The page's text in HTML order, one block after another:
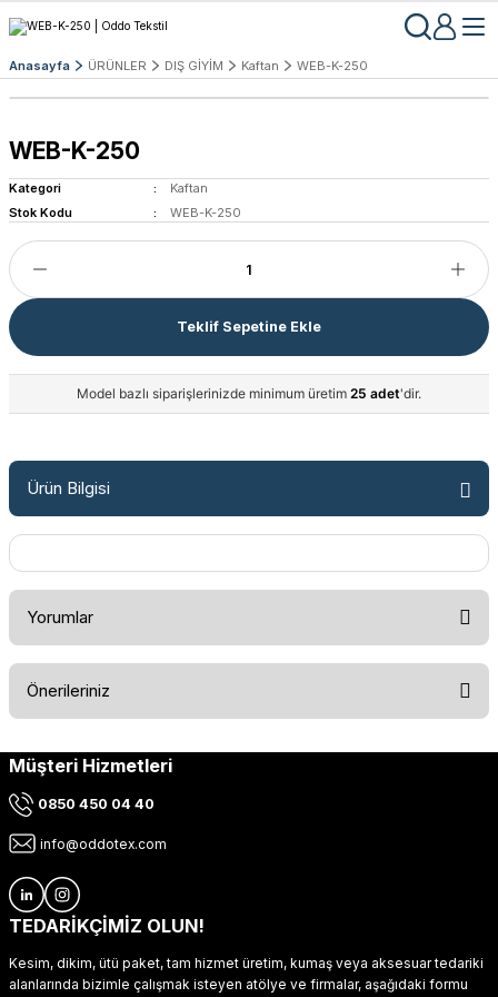
Anasayfa ÜRÜNLER DIŞ GİYİM Kaftan WEB-K-250
WEB-K-250
Kategori
Kaftan
Stok Kodu
WEB-K-250
Teklif Sepetine Ekle
Model bazlı siparişlerinizde minimum üretim 25 adet'dir.
Ürün Bilgisi
Yorumlar
Önerileriniz
Bu ürünün fiyat bilgisi, resim, ürün açıklamalarında ve diğer
kullanarak tarafımıza iletebilirsiniz.
Ürün resmi kalitesiz, bozuk veya görüntülenemiyor.
Ürün açıklamasında eksik bilgiler bulunuyor.
Ürün fiyatı diğer sitelerden daha pahalı.
Müşteri Hizmetleri
0850 450 04 40
info@oddotex.com
TEDARİKÇİMİZ OLUN!
Kesim, dikim, ütü paket, tam hizmet üretim, kumaş veya aksesuar tedariki
alanlarında bizimle çalışmak isteyen atölye ve firmalar, aşağıdaki formu